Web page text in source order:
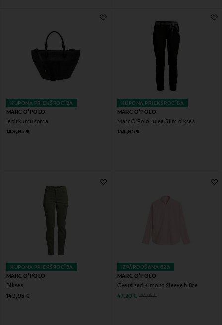
KUPONA PRIEKŠROCĪBA
MARC O'POLO
Iepirkumu soma
Original Price
149,95 €
KUPONA PRIEKŠROCĪBA
MARC O'POLO
Marc O'Polo Lulea Slim bikses
Original Price
134,95 €
KUPONA PRIEKŠROCĪBA
MARC O'POLO
Bikses
Original Price
149,95 €
IZPĀRDOŠANA 62%
MARC O'POLO
Oversized Kimono Sleeve blūze
Discounted Price
47,20 € Original Price
124,95 €